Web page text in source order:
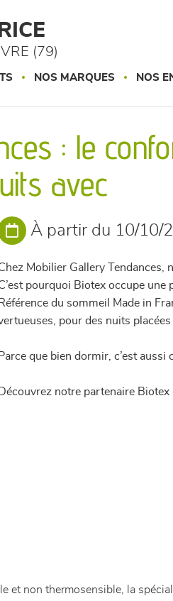
(79)
NOS MARQUES NOS
: le
avec
À partir du 10/10/
Mobilier Gallery Tendances,
pourquoi Biotex occupe
Référence du sommeil Made in
pour des nuits
Parce que bien dormir, c’est
Découvrez notre partenaire Biotex
et non thermosensible, la